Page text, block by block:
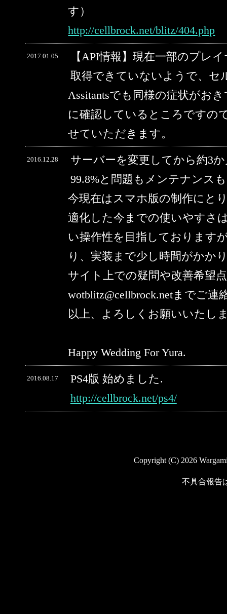
す）
http://cellbrock.net/blitz/404.php
2017.01.05
【API情報】現在一部のプレ
取得できていないようで、セ
Assitantsでも同様の症状がお
に確認しているところですの
せていただきます。
2016.12.28
サーバーを変更してから約3
99.8%と問題もメンテナンス
今現在はスマホ版の制作にと
適化した今までの使いやすさ
い操作性を目指しております
り、実装まで少し時間がかか
サイト上での疑問や改善希望
wotblitz@cellbrock.netまでご連
以上、よろしくお願いいたし
Happy Wedding For Yura.
2016.08.17
PS4版 始めました.
http://cellbrock.net/ps4/
Copyright (C) 2026
不具合報告